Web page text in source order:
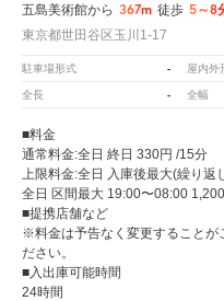
五島美術館から 367m 徒歩 5～8
東京都世田谷区玉川1-17
駐車場形式 - 屋内外
全長 - 全幅
■料金
通常料金:全日 終日 330円 /15分
上限料金:全日 入庫後最大(繰り
全日 区間最大 19:00〜08:00
■提携店舗など
※料金は予告なく変更することが
ださい。
■入出庫可能時間
24時間